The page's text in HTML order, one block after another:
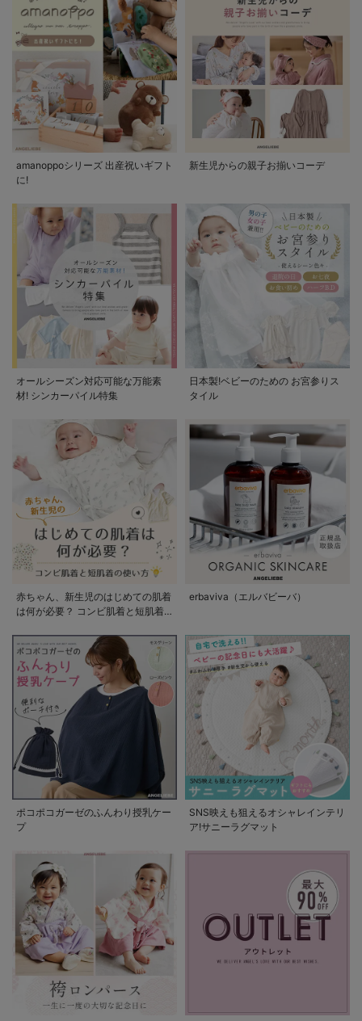
amanoppoシリーズ 出産祝いギフト
に!
新生児からの親子お揃いコーデ
オールシーズン対応可能な万能素
材! シンカーパイル特集
日本製!ベビーのための お宮参りス
タイル
赤ちゃん、新生児のはじめての肌着
は何が必要？ コンビ肌着と短肌着
erbaviva（エルバビーバ）
ポコポコガーゼのふんわり授乳ケー
プ
SNS映えも狙えるオシャレインテリ
ア!サニーラグマット